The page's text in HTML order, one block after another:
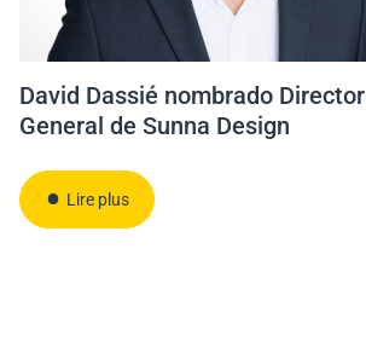
David Dassié nombrado Director
General de Sunna Design
Lire plus